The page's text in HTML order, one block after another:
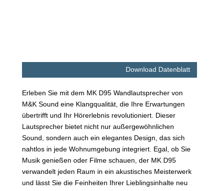
Download Datenblatt
Erleben Sie mit dem MK D95 Wandlautsprecher von
M&K Sound eine Klangqualität, die Ihre Erwartungen
übertrifft und Ihr Hörerlebnis revolutioniert. Dieser
Lautsprecher bietet nicht nur außergewöhnlichen
Sound, sondern auch ein elegantes Design, das sich
nahtlos in jede Wohnumgebung integriert. Egal, ob Sie
Musik genießen oder Filme schauen, der MK D95
verwandelt jeden Raum in ein akustisches Meisterwerk
und lässt Sie die Feinheiten Ihrer Lieblingsinhalte neu